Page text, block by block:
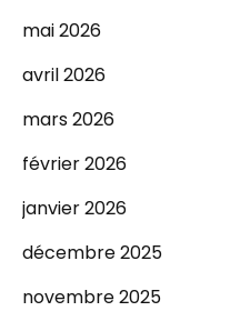
mai 2026
avril 2026
mars 2026
février 2026
janvier 2026
décembre 2025
novembre 2025